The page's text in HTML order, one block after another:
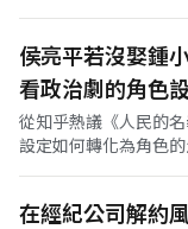
侯亮平若沒娶鍾
看政治劇的角色
從知乎熱議《人民的
設定如何轉化為角色
在經紀公司解約